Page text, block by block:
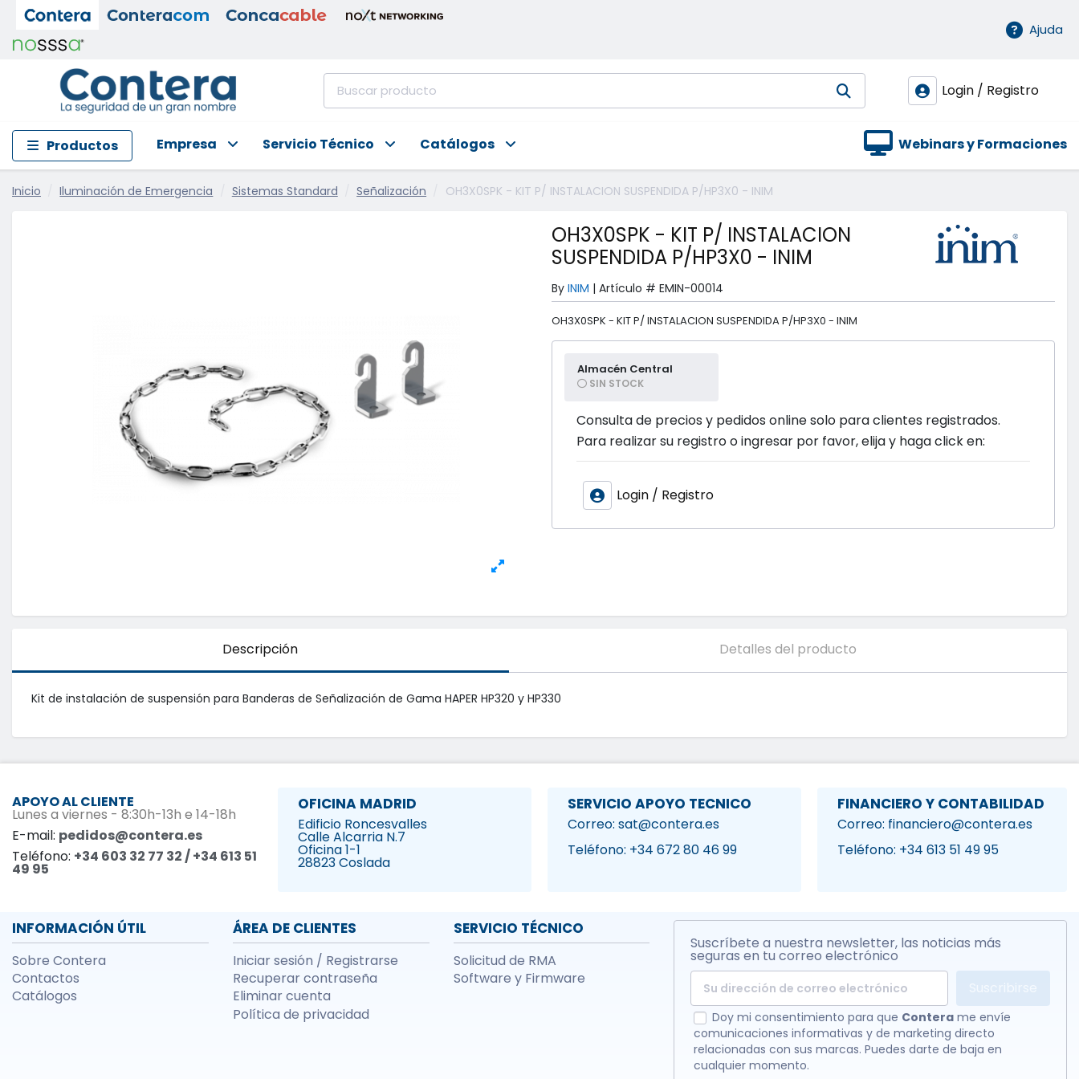
Ajuda
Login / Registro
Productos Empresa Servicio Técnico Catálogos Webinars y Formaciones
Inicio Iluminación de Emergencia Sistemas Standard Señalización OH3X0SPK - KIT P/ INSTALACION SUSPENDIDA P/HP3X0 - INIM
OH3X0SPK - KIT P/ INSTALACION
SUSPENDIDA P/HP3X0 - INIM
By INIM | Artículo # EMIN-00014
OH3X0SPK - KIT P/ INSTALACION SUSPENDIDA P/HP3X0 - INIM
Almacén Central
SIN STOCK
Consulta de precios y pedidos online solo para clientes registrados.
Para realizar su registro o ingresar por favor, elija y haga click en:
Login / Registro
Descripción Detalles del producto
Kit de instalación de suspensión para Banderas de Señalización de Gama HAPER HP320 y HP330
APOYO AL CLIENTE
Lunes a viernes - 8:30h-13h e 14-18h
E-mail: pedidos@contera.es
Teléfono: +34 603 32 77 32 / +34 613 51
49 95
OFICINA MADRID
Edificio Roncesvalles
Calle Alcarria N.7
Oficina 1-1
28823 Coslada
SERVICIO APOYO TECNICO
Correo: sat@contera.es
Teléfono: +34 672 80 46 99
FINANCIERO Y CONTABILIDAD
Correo: financiero@contera.es
Teléfono: +34 613 51 49 95
INFORMACIÓN ÚTIL
Sobre Contera
Contactos
Catálogos
ÁREA DE CLIENTES
Iniciar sesión / Registrarse
Recuperar contraseña
Eliminar cuenta
Política de privacidad
SERVICIO TÉCNICO
Solicitud de RMA
Software y Firmware
Suscríbete a nuestra newsletter, las noticias más
seguras en tu correo electrónico
Suscribirse
Doy mi consentimiento para que Contera me envíe
comunicaciones informativas y de marketing directo
relacionadas con sus marcas. Puedes darte de baja en
cualquier momento.